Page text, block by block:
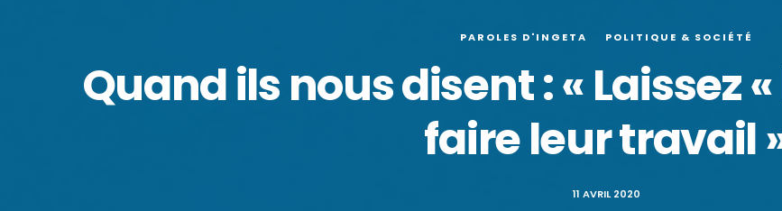
PAROLES D'INGETA POLITIQUE & SOCIÉTÉ
Quand ils nous disent : « Laissez
faire leur travail
11 AVRIL 2020